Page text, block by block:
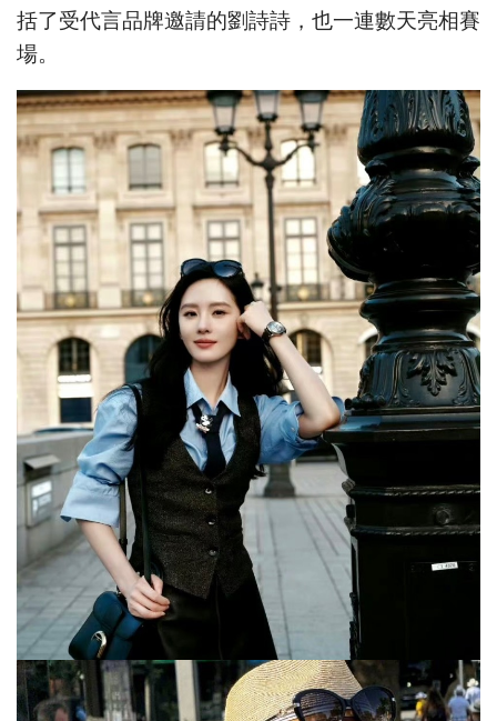
括了受代言品牌邀請的劉詩詩，也一連數天亮相賽
場。